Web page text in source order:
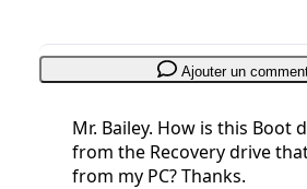
Ajouter un
Mr. Bailey. How is this Boot
from the Recovery drive
from my PC? Thanks.